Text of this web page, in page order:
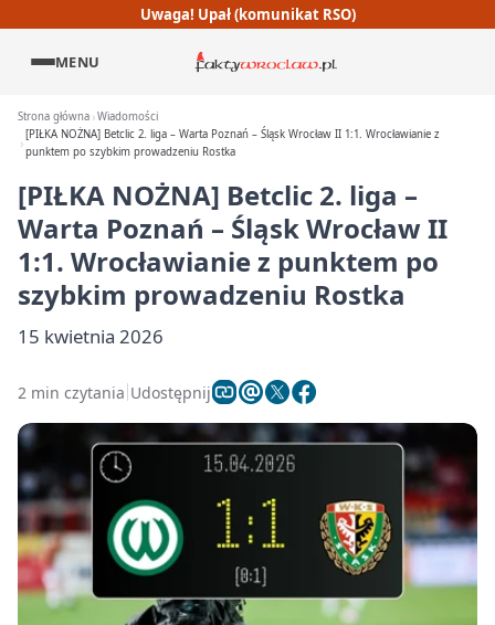
Uwaga! Upał (komunikat RSO)
MENU
Strona główna Wiadomości
[PIŁKA NOŻNA] Betclic 2. liga – Warta Poznań – Śląsk Wrocław II 1:1. Wrocławianie z
punktem po szybkim prowadzeniu Rostka
[PIŁKA NOŻNA] Betclic 2. liga –
Warta Poznań – Śląsk Wrocław II
1:1. Wrocławianie z punktem po
szybkim prowadzeniu Rostka
15 kwietnia 2026
2 min czytania Udostępnij